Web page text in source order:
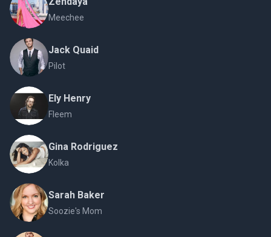
Meechee
Jack Quaid
Pilot
Ely Henry
Fleem
Gina Rodriguez
Kolka
Sarah Baker
Soozie's Mom